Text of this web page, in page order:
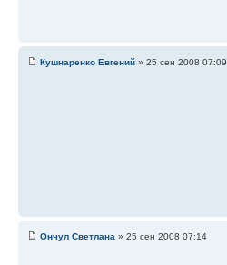
Кушнаренко Евгений » 25 сен 2008 07:09
Ончул Светлана » 25 сен 2008 07:14